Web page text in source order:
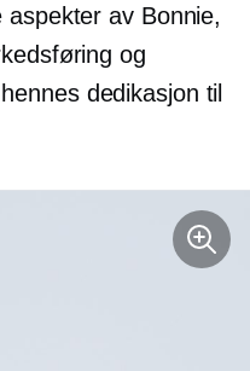
av Bonnie,
og
dedikasjon til